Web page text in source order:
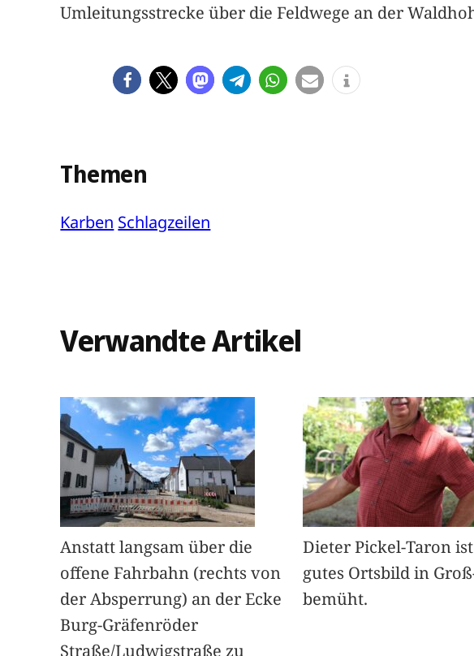
Umleitungsstrecke über die Feldwege an der
Themen
Karben Schlagzeilen
Verwandte Artikel
Anstatt langsam über die
offene Fahrbahn (rechts von
der Absperrung) an der Ecke
Burg-Gräfenröder
Straße/Ludwigstraße zu
Dieter Pickel-Taron
gutes Ortsbild in
bemüht.